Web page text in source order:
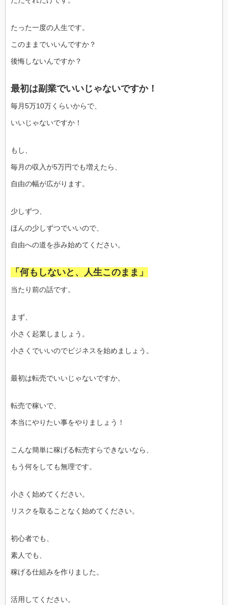
たった一度の人生です。
このままでいいんですか？
後悔しないんですか？
最初は副業でいいじゃないですか！
毎月5万10万くらいからで、
いいじゃないですか！
もし、
毎月の収入が5万円でも増えたら、
自由の幅が広がります。
少しずつ、
ほんの少しずつでいいので、
自由への道を歩み始めてください。
「何もしないと、人生このまま」
当たり前の話です。
まず、
小さく起業しましょう。
小さくでいいのでビジネスを始めましょう。
最初は転売でいいじゃないですか。
転売で稼いで、
本当にやりたい事をやりましょう！
こんな簡単に稼げる転売すらできないなら、
もう何をしても無理です。
小さく始めてください。
リスクを取ることなく始めてください。
初心者でも、
素人でも、
稼げる仕組みを作りました。
活用してください。